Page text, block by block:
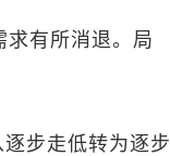
求有所消退。局
步走低转为逐步